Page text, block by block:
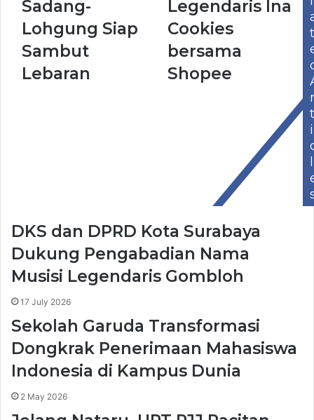
Sadang-
Lohgung Siap
Sambut
Lebaran
Legendaris Ina
Cookies
bersama
Shopee
t
r
t
i
DKS dan DPRD Kota Surabaya
Dukung Pengabadian Nama
Musisi Legendaris Gombloh
17 July 2026
Sekolah Garuda Transformasi
Dongkrak Penerimaan Mahasiswa
Indonesia di Kampus Dunia
2 May 2026